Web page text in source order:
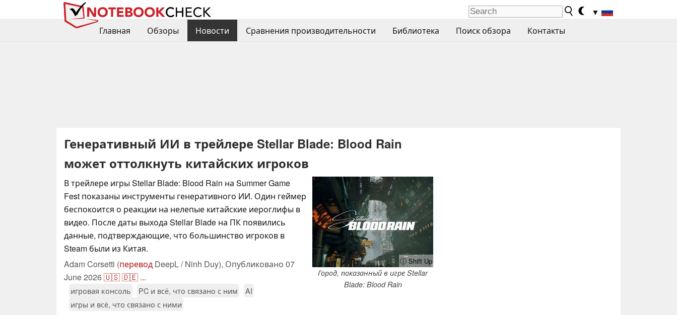
▼
Главная
Обзоры Новости Сравнения производительности Библиотека Поиск обзора Контакты
Генеративный ИИ в трейлере Stellar Blade: Blood Rain
может оттолкнуть китайских игроков
ⓘ Shift Up
Город, показанный в игре Stellar
Blade: Blood Rain
В трейлере игры Stellar Blade: Blood Rain на Summer Game
Fest показаны инструменты генеративного ИИ. Один геймер
беспокоится о реакции на нелепые китайские иероглифы в
видео. После даты выхода Stellar Blade на ПК появились
данные, подтверждающие, что большинство игроков в
Steam были из Китая.
Adam Corsetti (перевод DeepL / Ninh Duy), Опубликовано 07
June 2026🇺🇸🇩🇪 ...
игровая консоль PC и всё, что связано с ним
AI
игры и всё, что связано с ними